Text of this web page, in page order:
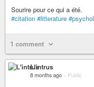
Sourire pour ce qui a été.
#citation #litterature
1 comment
L'intrus
8 months ago – Public